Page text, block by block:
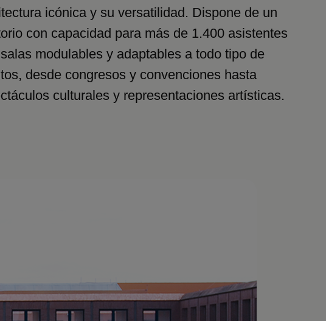
icónica y su versatilidad. Dispone de un
con capacidad para más de 1.400 asistentes
modulables y adaptables a todo tipo de
desde congresos y convenciones hasta
culturales y representaciones artísticas.